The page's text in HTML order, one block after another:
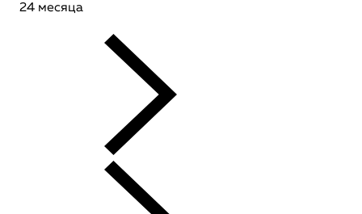
24 месяца